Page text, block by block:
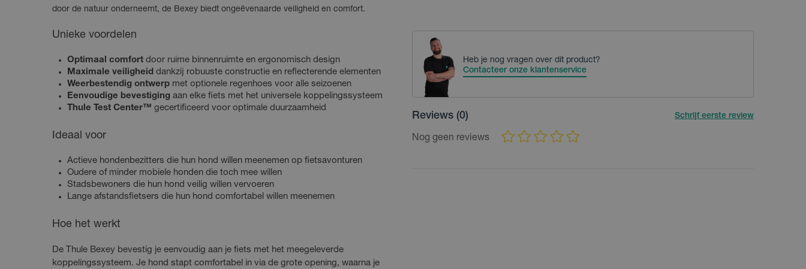
door de natuur onderneemt, de Bexey biedt ongeëvenaarde veiligheid en comfort.
Unieke voordelen
Optimaal comfort door ruime binnenruimte en ergonomisch design
Maximale veiligheid dankzij robuuste constructie en reflecterende elementen
Weerbestendig ontwerp met optionele regenhoes voor alle seizoenen
Eenvoudige bevestiging aan elke fiets met het universele koppelingssysteem
Thule Test Center™ gecertificeerd voor optimale duurzaamheid
Ideaal voor
Actieve hondenbezitters die hun hond willen meenemen op fietsavonturen
Oudere of minder mobiele honden die toch mee willen
Stadsbewoners die hun hond veilig willen vervoeren
Lange afstandsfietsers die hun hond comfortabel willen meenemen
Hoe het werkt
De Thule Bexey bevestig je eenvoudig aan je fiets met het meegeleverde
koppelingssysteem. Je hond stapt comfortabel in via de grote opening, waarna je
Heb je nog vragen over dit product?
Contacteer onze klantenservice
Reviews (0) Schrijf eerste review
Nog geen reviews